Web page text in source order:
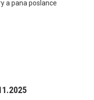
a pana poslance